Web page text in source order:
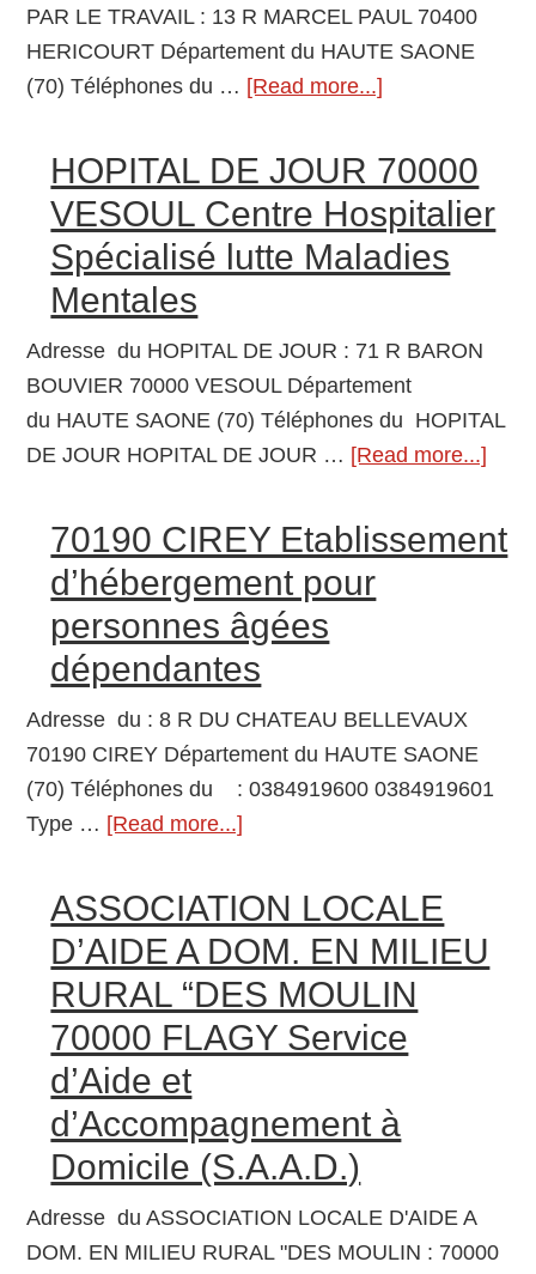
ST
SAUVEUR
Foyer
Vie
pour
Adultes
Handicapés
PAR LE TRAVAIL : 13 R MARCEL PAUL 70400
HERICOURT Département du HAUTE SAONE
(70) Téléphones du … [Read more...]
ANNEXE
CENTRE
D’AIDE
PAR
70400
HERICOURT
Foyer
de
pour
HOPITAL DE JOUR 70000
VESOUL Centre Hospitalier
Spécialisé lutte Maladies
Mentales
Adresse du HOPITAL DE JOUR : 71 R BARON
BOUVIER 70000 VESOUL Département
du HAUTE SAONE (70) Téléphones du HOPITAL
DE JOUR HOPITAL DE JOUR … [Read more...]
DE
70190 CIREY Etablissement
d’hébergement pour
personnes âgées
dépendantes
Adresse du : 8 R DU CHATEAU BELLEVAUX
70190 CIREY Département du HAUTE SAONE
(70) Téléphones du : 0384919600 0384919601
Type … [Read more...]
CIREY
Etablissement
d’hébergement
pour
personnes
ASSOCIATION LOCALE
D’AIDE A DOM. EN MILIEU
RURAL “DES MOULIN
70000 FLAGY Service
d’Aide et
d’Accompagnement à
Domicile (S.A.A.D.)
Adresse du ASSOCIATION LOCALE D'AIDE A
DOM. EN MILIEU RURAL "DES MOULIN : 70000